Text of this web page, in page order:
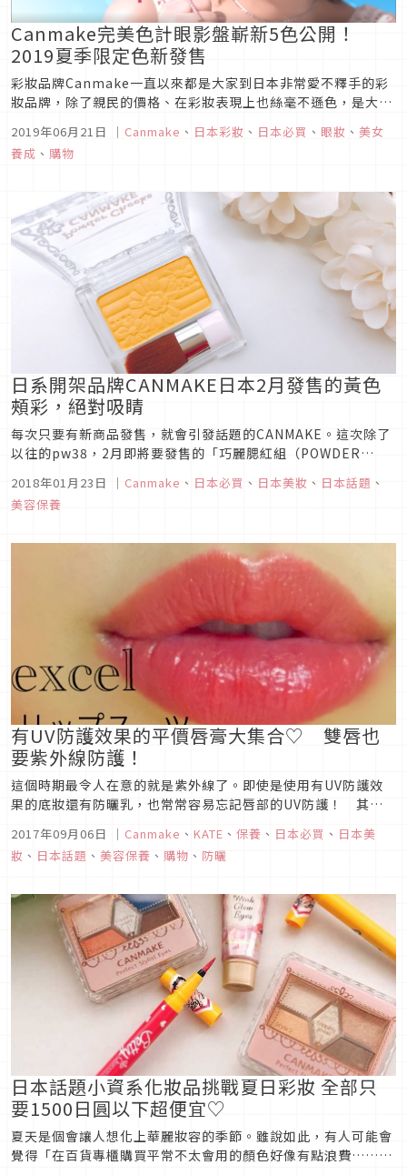
Canmake完美色計眼影盤嶄新5色公開！
2019夏季限定色新發售
彩妝品牌Canmake一直以來都是大家到日本非常愛不釋手的彩
妝品牌，除了親民的價格、在彩妝表現上也絲毫不遜色，是大家
很受大家歡迎的「完美色計眼影盤」推出了新色及限定色外，放
在包包內小巧輕便、一盤擁有兩種不同光澤的「璀璨透紗眼影」
2019年06月21日 ｜ Canmake 、 日本彩妝 、 日本必買 、 眼妝 、 美女
養成 、 購物
日系開架品牌CANMAKE日本2月發售的黃色
頰彩，絕對吸睛
每次只要有新商品發售，就會引發話題的CANMAKE。這次除了
以往的pw38，2月即將要發售的「巧麗腮紅組（POWDER
還有合歡黃（Mimosa Yellow）這個名字也是只要聽過一次，
應該就會留下鮮明強烈的印象呢。看完以下介紹之後，迎接春...
2018年01月23日 ｜ Canmake 、 日本必買 、 日本美妝 、 日本話題 、
美容保養
有UV防護效果的平價唇膏大集合♡ 雙唇也
要紫外線防護！
這個時期最令人在意的就是紫外線了。即使是使用有UV防護效
果的底妝還有防曬乳，也常常容易忘記唇部的UV防護！ 其實
容易乾燥的冬天，夏天也需要做好妥善的防護。
2017年09月06日 ｜ Canmake 、 KATE 、 保養 、 日本必買 、 日本美
妝 、 日本話題 、 美容保養 、 購物 、 防曬
日本話題小資系化妝品挑戰夏日彩妝 全部只
要1500日圓以下超便宜♡
夏天是個會讓人想化上華麗妝容的季節。雖說如此，有人可能會
覺得「在百貨專櫃購買平常不太會用的顏色好像有點浪費……」